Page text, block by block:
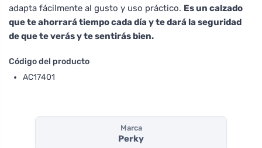
adapta fácilmente al gusto y uso práctico. Es un calzado
que te ahorrará tiempo cada día y te dará la seguridad
de que te verás y te sentirás bien.
Código del producto
AC17401
Marca
Perky